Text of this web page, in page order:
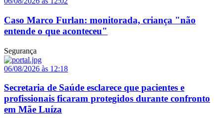
Caso Marco Furlan: monitorada, criança "não
entende o que aconteceu"
Segurança
06/08/2026 às 12:18
Secretaria de Saúde esclarece que pacientes e
profissionais ficaram protegidos durante confronto
em Mãe Luíza